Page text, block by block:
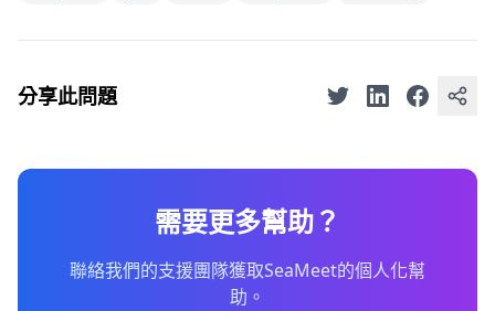
分享此問題
需要更多幫助？
聯絡我們的支援團隊獲取SeaMeet的個人化幫
助。